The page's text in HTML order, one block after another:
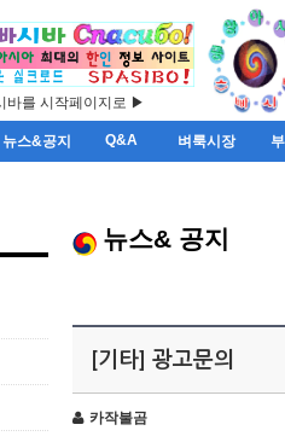
바를 시작페이지로 ▶
뉴스&공지 Q&A 벼룩시장
뉴스& 공지
[기타] 광고문의
카작불곰